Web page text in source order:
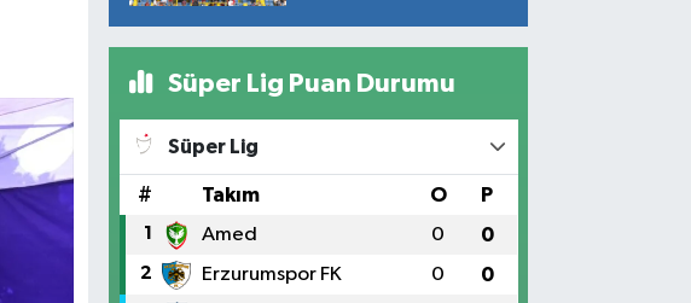
Süper Lig Puan Durumu
Süper Lig
# Takım O P
1 Amed 0 0
2 Erzurumspor FK 0 0